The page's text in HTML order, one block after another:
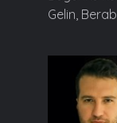
Gelin,